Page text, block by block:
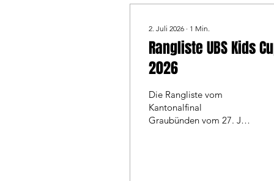
2. Juli 2026 ∙ 1 Min.
Rangliste UBS Kids
2026
Die Rangliste vom
Kantonalfinal
Graubünden vom 27. Juni